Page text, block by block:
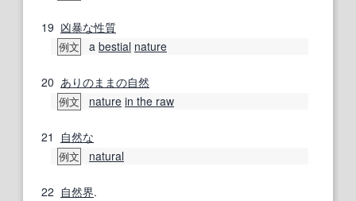
19 凶暴な性質
例文 a bestial nature
20 ありのままの自然
例文 nature in the raw
21 自然な
例文 natural
22 自然界.